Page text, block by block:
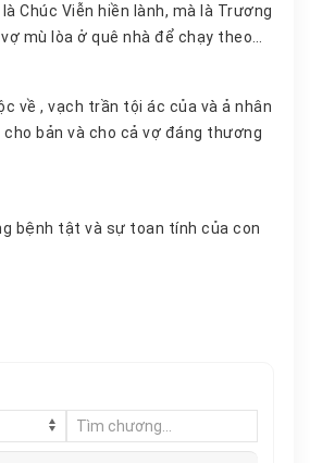
Sâm – kẻ ruồng bỏ vợ mù lòa ở quê nhà để chạy theo